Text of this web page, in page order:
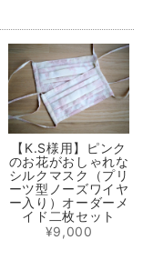
輝くシルクパワーの極軽立体マスク ノーズワイヤー入り（肌触りの良い着物の裏地絹100％）
選べるマスクケース/タンポポ+レモンイエロー/ピンクにグレーの絣/藍色にブルー絣/藍色にカラフルな絣
【K.S様用】ピンク
のお花がおしゃれな
シルクマスク（プリ
ーツ型ノーズワイヤ
ー入り）オーダーメ
イド二枚セット
¥9,000